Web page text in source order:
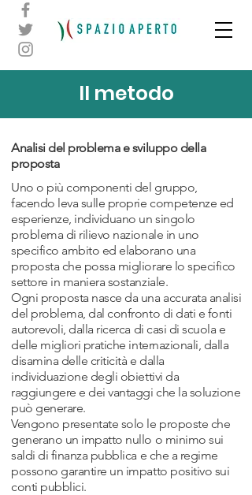
Il metodo
Analisi del problema e sviluppo della
proposta
Uno o più componenti del gruppo,
facendo leva sulle proprie competenze ed
esperienze, individuano un singolo
problema di rilievo nazionale in uno
specifico ambito ed elaborano una
proposta che possa migliorare lo specifico
settore in maniera sostanziale.
Ogni proposta nasce da una accurata analisi
del problema, dal confronto di dati e fonti
autorevoli, dalla ricerca di casi di scuola e
delle migliori pratiche internazionali, dalla
disamina delle criticità e dalla
individuazione degli obiettivi da
raggiungere e dei vantaggi che la soluzione
può generare.
Vengono presentate solo le proposte che
generano un impatto nullo o minimo sui
saldi di finanza pubblica e che a regime
possono garantire un impatto positivo sui
conti pubblici.